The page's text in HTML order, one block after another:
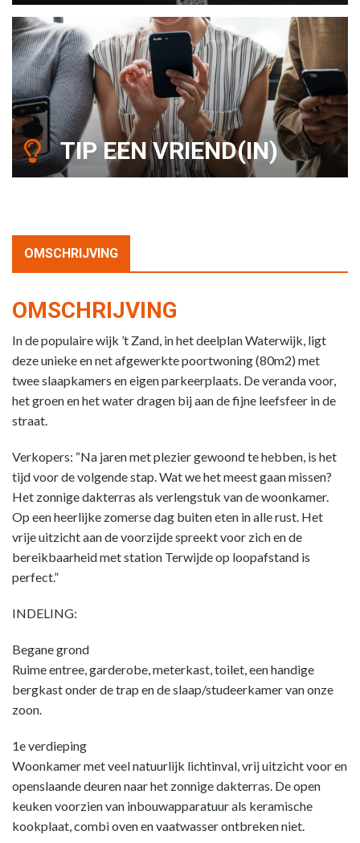
TIP EEN VRIEND(IN)
OMSCHRIJVING
OMSCHRIJVING
In de populaire wijk ’t Zand, in het deelplan Waterwijk, ligt
deze unieke en net afgewerkte poortwoning (80m2) met
twee slaapkamers en eigen parkeerplaats. De veranda voor,
het groen en het water dragen bij aan de fijne leefsfeer in de
straat.
Verkopers: “Na jaren met plezier gewoond te hebben, is het
tijd voor de volgende stap. Wat we het meest gaan missen?
Het zonnige dakterras als verlengstuk van de woonkamer.
Op een heerlijke zomerse dag buiten eten in alle rust. Het
vrije uitzicht aan de voorzijde spreekt voor zich en de
bereikbaarheid met station Terwijde op loopafstand is
perfect.”
INDELING:
Begane grond
Ruime entree, garderobe, meterkast, toilet, een handige
bergkast onder de trap en de slaap/studeerkamer van onze
zoon.
1e verdieping
Woonkamer met veel natuurlijk lichtinval, vrij uitzicht voor en
openslaande deuren naar het zonnige dakterras. De open
keuken voorzien van inbouwapparatuur als keramische
kookplaat, combi oven en vaatwasser ontbreken niet.